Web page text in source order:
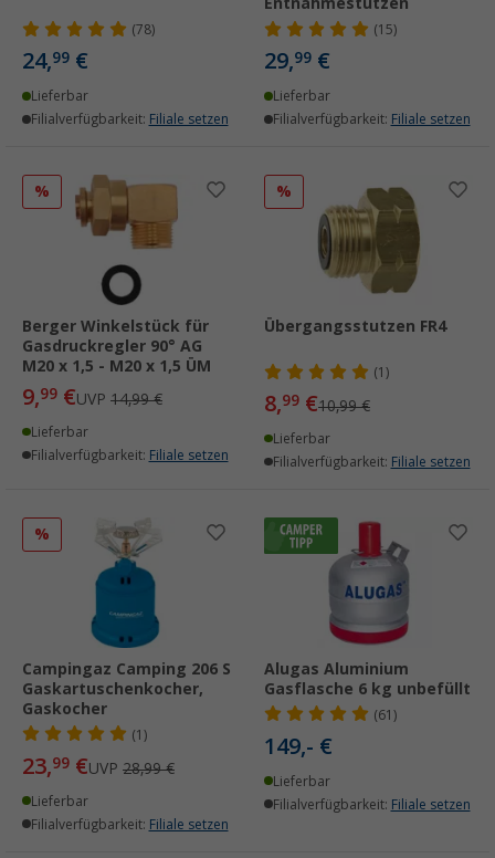
(78)
24,99 €
Lieferbar
Filialverfügbarkeit: Filiale setzen
Entnahmestutzen
(15)
29,99 €
Lieferbar
Filialverfügbarkeit: Filiale setzen
%
Berger Winkelstück für
Gasdruckregler 90° AG
M20 x 1,5 - M20 x 1,5 ÜM
9,99 €UVP 14,99 €
Lieferbar
Filialverfügbarkeit: Filiale setzen
%
Übergangsstutzen FR4
(1)
8,99 €10,99 €
Lieferbar
Filialverfügbarkeit: Filiale setzen
%
Campingaz Camping 206 S
Gaskartuschenkocher,
Gaskocher
(1)
23,99 €UVP 28,99 €
Lieferbar
Filialverfügbarkeit: Filiale setzen
Alugas Aluminium
Gasflasche 6 kg unbefüllt
(61)
149,- €
Lieferbar
Filialverfügbarkeit: Filiale setzen